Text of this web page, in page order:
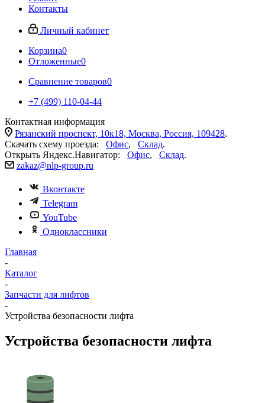
Контакты
Личный кабинет
Корзина0
Отложенные0
Сравнение товаров0
+7 (499) 110-04-44
Контактная информация
Рязанский проспект, 10к18, Москва, Россия, 109428.
Скачать схему проезда: Офис, Склад.
Открыть Яндекс.Навигатор: Офис, Склад.
zakaz@nlp-group.ru
Вконтакте
Telegram
YouTube
Одноклассники
Главная
-
Каталог
-
Запчасти для лифтов
-
Устройства безопасности лифта
Устройства безопасности лифта